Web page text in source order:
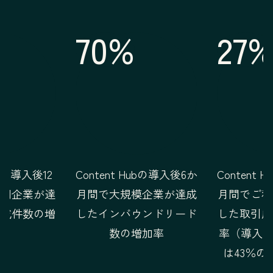
導入後12
企業が達
件数の増
70%
Content Hubの導入後6か
月間で大規模企業が達成
したインバウンドリード
数の増加率
Content
月間でご
した取引
率（導入
は43％の